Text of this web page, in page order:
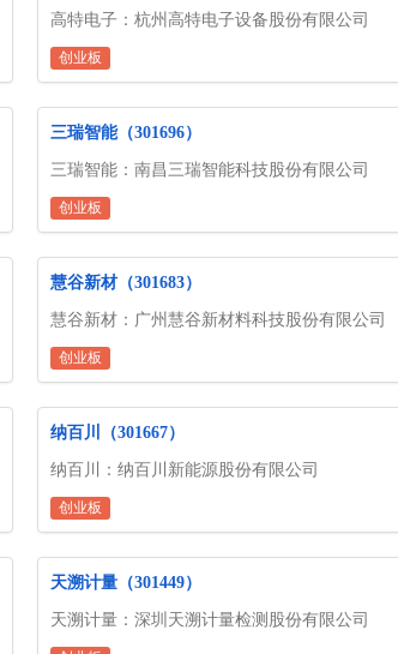
高特电子：杭州高特电子设备股份有限公司
创业板
三瑞智能（301696）
三瑞智能：南昌三瑞智能科技股份有限公司
创业板
慧谷新材（301683）
慧谷新材：广州慧谷新材料科技股份有限公司
创业板
纳百川（301667）
纳百川：纳百川新能源股份有限公司
创业板
天溯计量（301449）
天溯计量：深圳天溯计量检测股份有限公司